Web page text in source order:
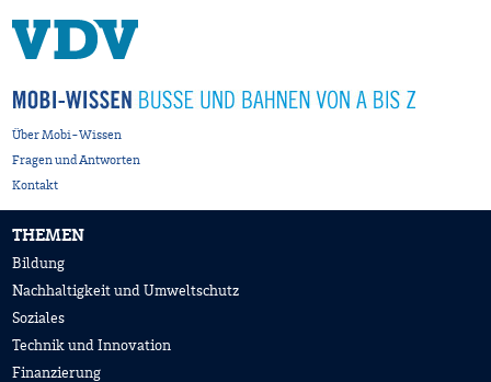
Über Mobi-Wissen
Fragen und Antworten
Kontakt
THEMEN
Bildung
Nachhaltigkeit und Umweltschutz
Soziales
Technik und Innovation
Finanzierung